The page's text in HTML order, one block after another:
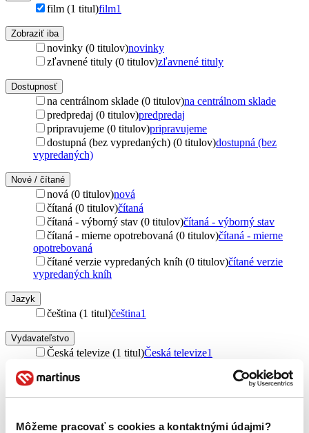
Môžeme pracovať s cookies a kontaktnými údajmi?
film (1 titul)film1
Zobraziť iba
novinky (0 titulov)novinky
zľavnené tituly (0 titulov)zľavnené tituly
Dostupnosť
na centrálnom sklade (0 titulov)na centrálnom sklade
predpredaj (0 titulov)predpredaj
pripravujeme (0 titulov)pripravujeme
dostupná (bez vypredaných) (0 titulov)dostupná (bez
vypredaných)
Nové / čítané
nová (0 titulov)nová
čítaná (0 titulov)čítaná
čítaná - výborný stav (0 titulov)čítaná - výborný stav
čítaná - mierne opotrebovaná (0 titulov)čítaná - mierne
opotrebovaná
čítané verzie vypredaných kníh (0 titulov)čítané verzie
vypredaných kníh
Jazyk
čeština (1 titul)čeština1
Vydavateľstvo
Česká televize (1 titul)Česká televize1
Zúžiť výber